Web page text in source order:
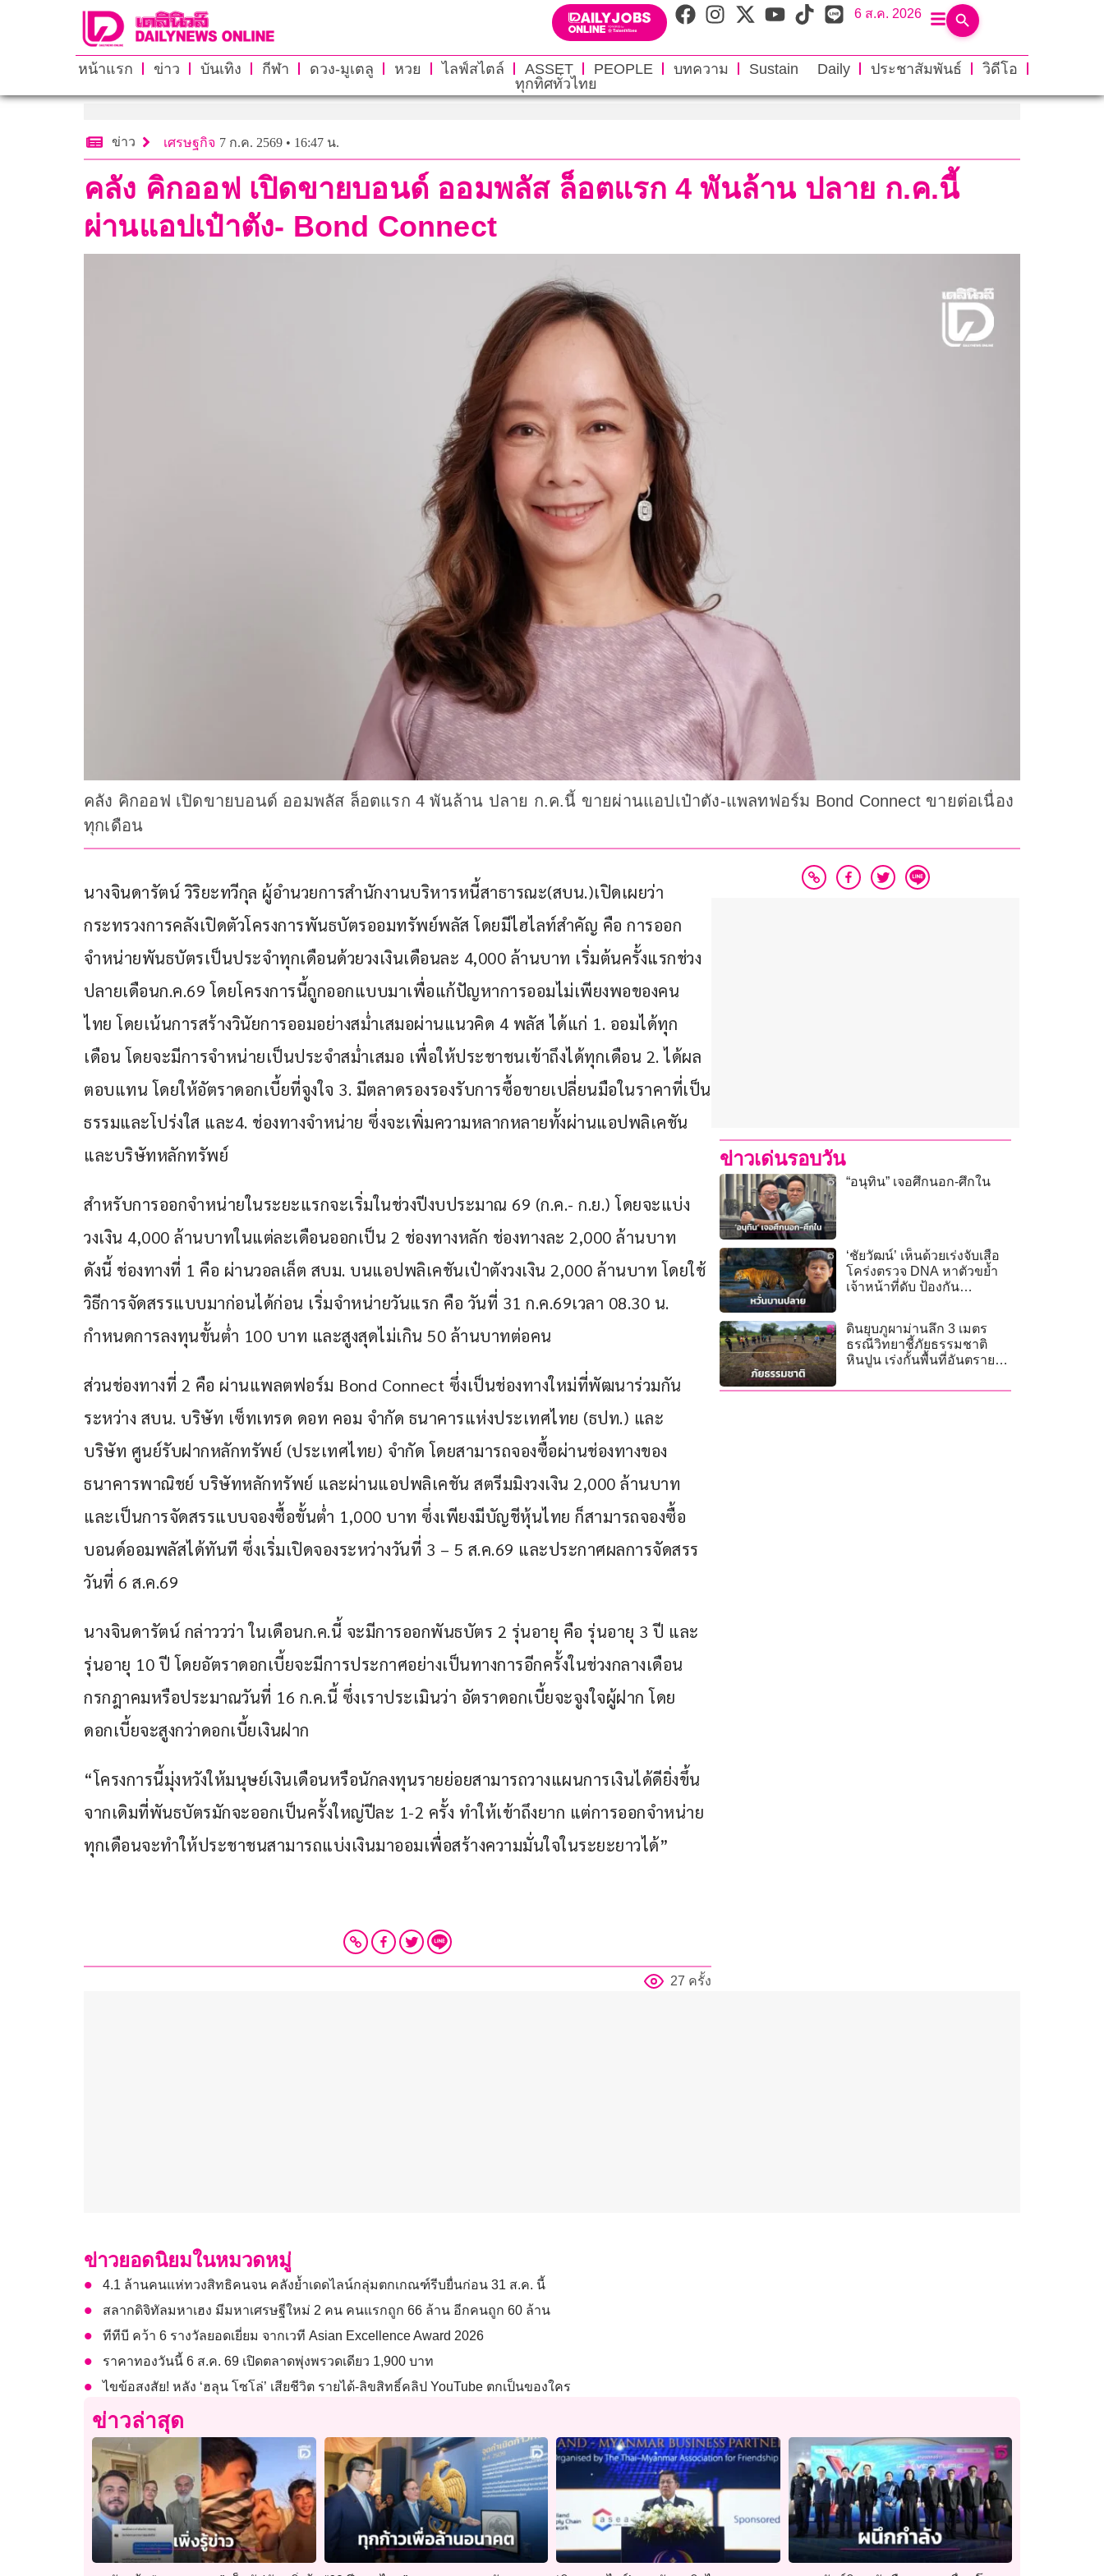
6 ส.ค. 2026
หน้าแรก ข่าว บันเทิง กีฬา ดวง-มูเตลู หวย ไลฟ์สไตล์ ASSET PEOPLE บทความ Sustain Daily ประชาสัมพันธ์
วิดีโอ
ทุกทิศทั่วไทย
ข่าว เศรษฐกิจ 7 ก.ค. 2569 • 16:47 น.
คลัง คิกออฟ เปิดขายบอนด์ ออมพลัส ล็อตแรก 4 พันล้าน ปลาย ก.ค.นี้
ผ่านแอปเป๋าตัง- Bond Connect
คลัง คิกออฟ เปิดขายบอนด์ ออมพลัส ล็อตแรก 4 พันล้าน ปลาย ก.ค.นี้ ขายผ่านแอปเป๋าตัง-แพลทฟอร์ม Bond Connect ขายต่อเนื่อง
ทุกเดือน
นางจินดารัตน์ วิริยะทวีกุล ผู้อำนวยการสำนักงานบริหารหนี้สาธารณะ(สบน.)เปิดเผยว่า
กระทรวงการคลังเปิดตัวโครงการพันธบัตรออมทรัพย์พลัส โดยมีไฮไลท์สำคัญ คือ การออก
จำหน่ายพันธบัตรเป็นประจำทุกเดือนด้วยวงเงินเดือนละ 4,000 ล้านบาท เริ่มต้นครั้งแรกช่วง
ปลายเดือนก.ค.69 โดยโครงการนี้ถูกออกแบบมาเพื่อแก้ปัญหาการออมไม่เพียงพอของคน
ไทย โดยเน้นการสร้างวินัยการออมอย่างสม่ำเสมอผ่านแนวคิด 4 พลัส ได้แก่ 1. ออมได้ทุก
เดือน โดยจะมีการจำหน่ายเป็นประจำสม่ำเสมอ เพื่อให้ประชาชนเข้าถึงได้ทุกเดือน 2. ได้ผล
ตอบแทน โดยให้อัตราดอกเบี้ยที่จูงใจ 3. มีตลาดรองรองรับการซื้อขายเปลี่ยนมือในราคาที่เป็น
ธรรมและโปร่งใส และ4. ช่องทางจำหน่าย ซึ่งจะเพิ่มความหลากหลายทั้งผ่านแอปพลิเคชัน
และบริษัทหลักทรัพย์
สำหรับการออกจำหน่ายในระยะแรกจะเริ่มในช่วงปีงบประมาณ 69 (ก.ค.- ก.ย.) โดยจะแบ่ง
วงเงิน 4,000 ล้านบาทในแต่ละเดือนออกเป็น 2 ช่องทางหลัก ช่องทางละ 2,000 ล้านบาท
ดังนี้ ช่องทางที่ 1 คือ ผ่านวอลเล็ต สบม. บนแอปพลิเคชันเป๋าตังวงเงิน 2,000 ล้านบาท โดยใช้
วิธีการจัดสรรแบบมาก่อนได้ก่อน เริ่มจำหน่ายวันแรก คือ วันที่ 31 ก.ค.69เวลา 08.30 น.
กำหนดการลงทุนขั้นต่ำ 100 บาท และสูงสุดไม่เกิน 50 ล้านบาทต่อคน
ส่วนช่องทางที่ 2 คือ ผ่านแพลตฟอร์ม Bond Connect ซึ่งเป็นช่องทางใหม่ที่พัฒนาร่วมกัน
ระหว่าง สบน. บริษัท เซ็ทเทรด ดอท คอม จำกัด ธนาคารแห่งประเทศไทย (ธปท.) และ
บริษัท ศูนย์รับฝากหลักทรัพย์ (ประเทศไทย) จำกัด โดยสามารถจองซื้อผ่านช่องทางของ
ธนาคารพาณิชย์ บริษัทหลักทรัพย์ และผ่านแอปพลิเคชัน สตรีมมิงวงเงิน 2,000 ล้านบาท
และเป็นการจัดสรรแบบจองซื้อขั้นต่ำ 1,000 บาท ซึ่งเพียงมีบัญชีหุ้นไทย ก็สามารถจองซื้อ
บอนด์ออมพลัสได้ทันที ซึ่งเริ่มเปิดจองระหว่างวันที่ 3 – 5 ส.ค.69 และประกาศผลการจัดสรร
วันที่ 6 ส.ค.69
นางจินดารัตน์ กล่าววว่า ในเดือนก.ค.นี้ จะมีการออกพันธบัตร 2 รุ่นอายุ คือ รุ่นอายุ 3 ปี และ
รุ่นอายุ 10 ปี โดยอัตราดอกเบี้ยจะมีการประกาศอย่างเป็นทางการอีกครั้งในช่วงกลางเดือน
กรกฎาคมหรือประมาณวันที่ 16 ก.ค.นี้ ซึ่งเราประเมินว่า อัตราดอกเบี้ยจะจูงใจผู้ฝาก โดย
ดอกเบี้ยจะสูงกว่าดอกเบี้ยเงินฝาก
“โครงการนี้มุ่งหวังให้มนุษย์เงินเดือนหรือนักลงทุนรายย่อยสามารถวางแผนการเงินได้ดียิ่งขึ้น
จากเดิมที่พันธบัตรมักจะออกเป็นครั้งใหญ่ปีละ 1-2 ครั้ง ทำให้เข้าถึงยาก แต่การออกจำหน่าย
ทุกเดือนจะทำให้ประชาชนสามารถแบ่งเงินมาออมเพื่อสร้างความมั่นใจในระยะยาวได้”
27 ครั้ง
ข่าวเด่นรอบวัน
“อนุทิน” เจอศึกนอก-ศึกใน
‘ชัยวัฒน์’ เห็นด้วยเร่งจับเสือ
โคร่งตรวจ DNA หาตัวขย้ำ
เจ้าหน้าที่ดับ ป้องกัน
ดินยุบภูผาม่านลึก 3 เมตร
ธรณีวิทยาชี้ภัยธรรมชาติ
หินปูน เร่งกั้นพื้นที่อันตราย
ข่าวยอดนิยมในหมวดหมู่
4.1 ล้านคนแห่ทวงสิทธิคนจน คลังย้ำเดดไลน์กลุ่มตกเกณฑ์รีบยื่นก่อน 31 ส.ค. นี้
สลากดิจิทัลมหาเฮง มีมหาเศรษฐีใหม่ 2 คน คนแรกถูก 66 ล้าน อีกคนถูก 60 ล้าน
ทีทีบี คว้า 6 รางวัลยอดเยี่ยม จากเวที Asian Excellence Award 2026
ราคาทองวันนี้ 6 ส.ค. 69 เปิดตลาดพุ่งพรวดเดียว 1,900 บาท
ไขข้อสงสัย! หลัง ‘ฮลุน โซโล่’ เสียชีวิต รายได้-ลิขสิทธิ์คลิป YouTube ตกเป็นของใคร
ข่าวล่าสุด